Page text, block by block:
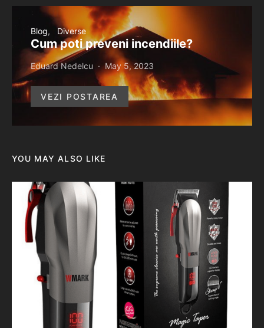
Blog Diverse
Cum poti preveni incendiile?
Eduard Nedelcu May 5, 2023
VEZI POSTAREA
YOU MAY ALSO LIKE